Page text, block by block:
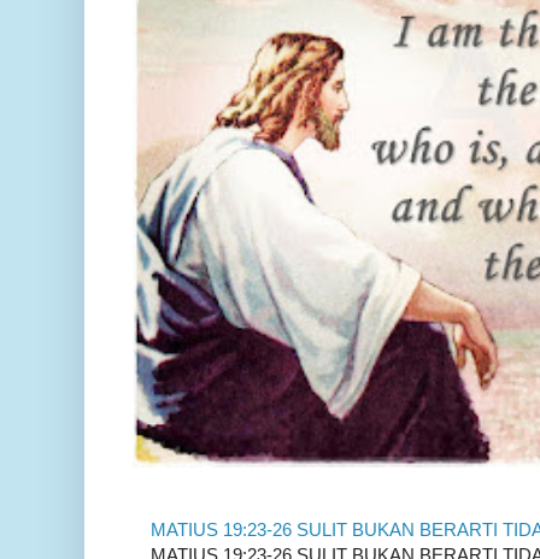
MATIUS 19:23-26 SULIT BUKAN BERARTI
MATIUS 19:23-26 SULIT BUKAN BERARTI